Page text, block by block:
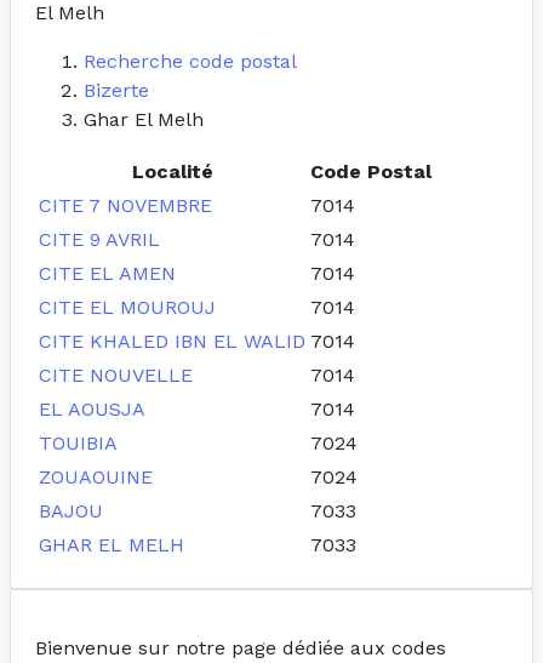
El Melh
Recherche code postal
Bizerte
Ghar El Melh
Localité
Code Postal
CITE 7 NOVEMBRE
7014
CITE 9 AVRIL
7014
CITE EL AMEN
7014
CITE EL MOUROUJ
7014
CITE KHALED IBN EL WALID 7014
CITE NOUVELLE
7014
EL AOUSJA
7014
TOUIBIA
7024
ZOUAOUINE
7024
BAJOU
7033
GHAR EL MELH
7033
Bienvenue sur notre page dédiée aux codes